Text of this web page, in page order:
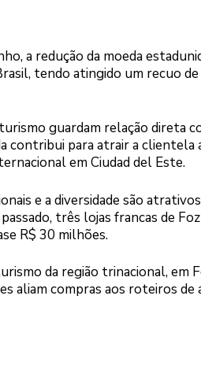
a redução da moeda
tendo atingido um recuo
guardam relação direta
contribui para atrair a clientela
em Ciudad del Este.
e a diversidade são
três lojas francas de
R$ 30 milhões.
da região trinacional, em
aliam compras aos roteiros de